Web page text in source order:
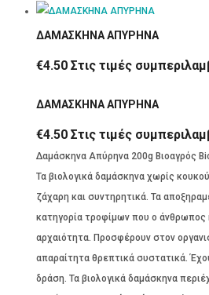
ΔΑΜΑΣΚΗΝΑ ΑΠΥΡΗΝΑ
€4.50 Στις τιμές
ΔΑΜΑΣΚΗΝΑ ΑΠΥΡΗΝΑ
€4.50 Στις τιμές
Δαμάσκηνα Απύρηνα 200g Βιοαγρός
Τα βιολογικά δαμάσκηνα χωρίς
ζάχαρη και συντηρητικά. Τα
κατηγορία τροφίμων που ο άνθρωπος
αρχαιότητα. Προσφέρουν στον
απαραίτητα θρεπτικά συστατικά.
δράση. Τα βιολογικά δαμάσκηνα